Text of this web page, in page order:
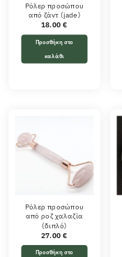
Ρόλερ προσώπου
από ζάντ (jade)
18.00€
Προσθήκη στο
καλάθι
Ρόλερ προσώπου
από ροζ χαλαζία
(διπλό)
27.00€
Προσθήκη στο